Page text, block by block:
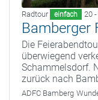
Radtour einfach 20
Bamberger
Die
überwiegend
Schammelsdorf.
zurück nach
ADFC Bamberg